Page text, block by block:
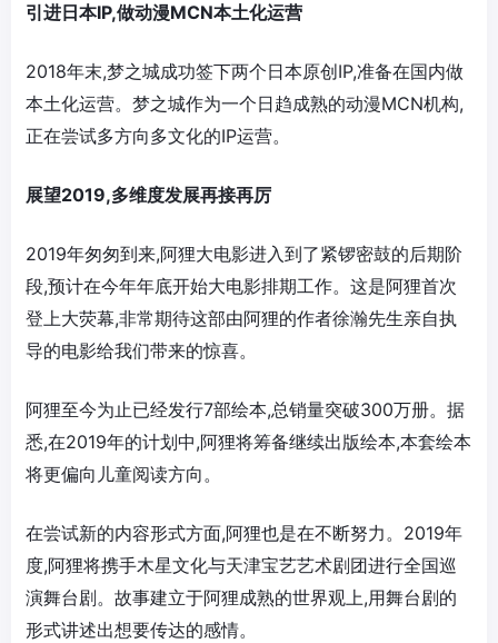
引进日本IP,做动漫MCN本土化运营
2018年末,梦之城成功签下两个日本原创IP,准备在国内做
本土化运营。梦之城作为一个日趋成熟的动漫MCN机构,
正在尝试多方向多文化的IP运营。
展望2019,多维度发展再接再厉
2019年匆匆到来,阿狸大电影进入到了紧锣密鼓的后期阶
段,预计在今年年底开始大电影排期工作。这是阿狸首次
登上大荧幕,非常期待这部由阿狸的作者徐瀚先生亲自执
导的电影给我们带来的惊喜。
阿狸至今为止已经发行7部绘本,总销量突破300万册。据
悉,在2019年的计划中,阿狸将筹备继续出版绘本,本套绘本
将更偏向儿童阅读方向。
在尝试新的内容形式方面,阿狸也是在不断努力。2019年
度,阿狸将携手木星文化与天津宝艺艺术剧团进行全国巡
演舞台剧。故事建立于阿狸成熟的世界观上,用舞台剧的
形式讲述出想要传达的感情。